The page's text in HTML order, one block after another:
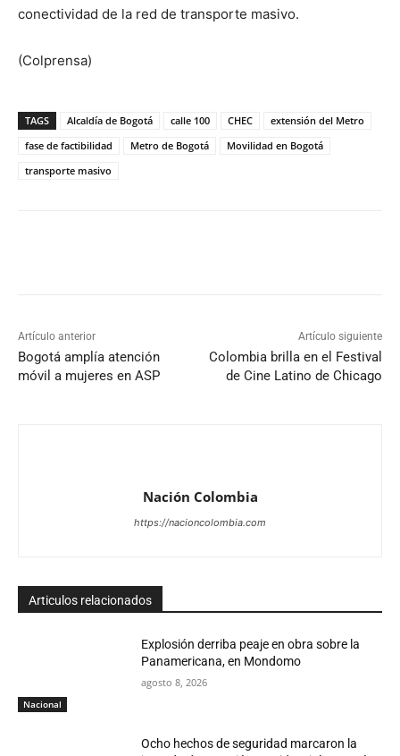
conectividad de la red de transporte masivo.
(Colprensa)
TAGS Alcaldía de Bogotá calle 100 CHEC
extensión del Metro
fase de factibilidad
Metro de Bogotá
Movilidad en Bogotá
transporte masivo
Artículo anterior
Bogotá amplía atención
móvil a mujeres en ASP
Artículo siguiente
Colombia brilla en el Festival
de Cine Latino de Chicago
Nación Colombia
https://nacioncolombia.com
Articulos relacionados
Nacional
Explosión derriba peaje en obra sobre la
Panamericana, en Mondomo
agosto 8, 2026
Ocho hechos de seguridad marcaron la